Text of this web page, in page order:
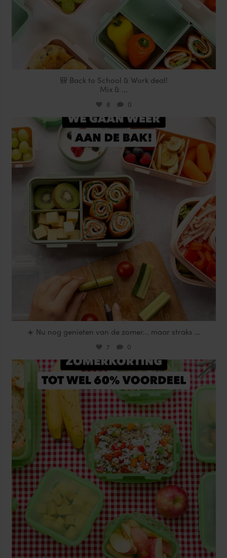
🎒 Back to School & Work deal!
Mix & ...
8 0
locklocknl
Aug 14
☀️ Nu nog genieten van de zomer... maar straks ...
7 0
locklocknl
Jul 25